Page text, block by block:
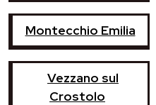
Montecchio Emilia
Vezzano sul
Crostolo